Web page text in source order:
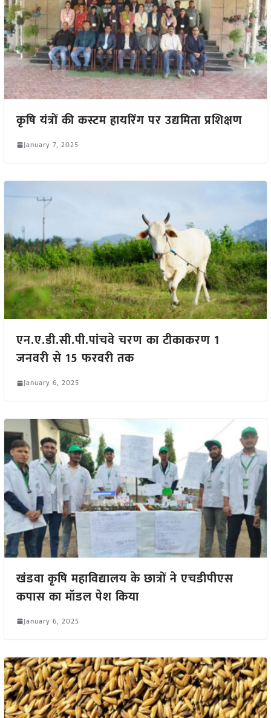
कृषि यंत्रों की कस्टम हायरिंग पर उद्यमिता प्रशिक्षण
January 7, 2025
एन.ए.डी.सी.पी.पांचवे चरण का टीकाकरण 1
जनवरी से 15 फरवरी तक
January 6, 2025
खंडवा कृषि महाविद्यालय के छात्रों ने एचडीपीएस
कपास का मॉडल पेश किया
January 6, 2025